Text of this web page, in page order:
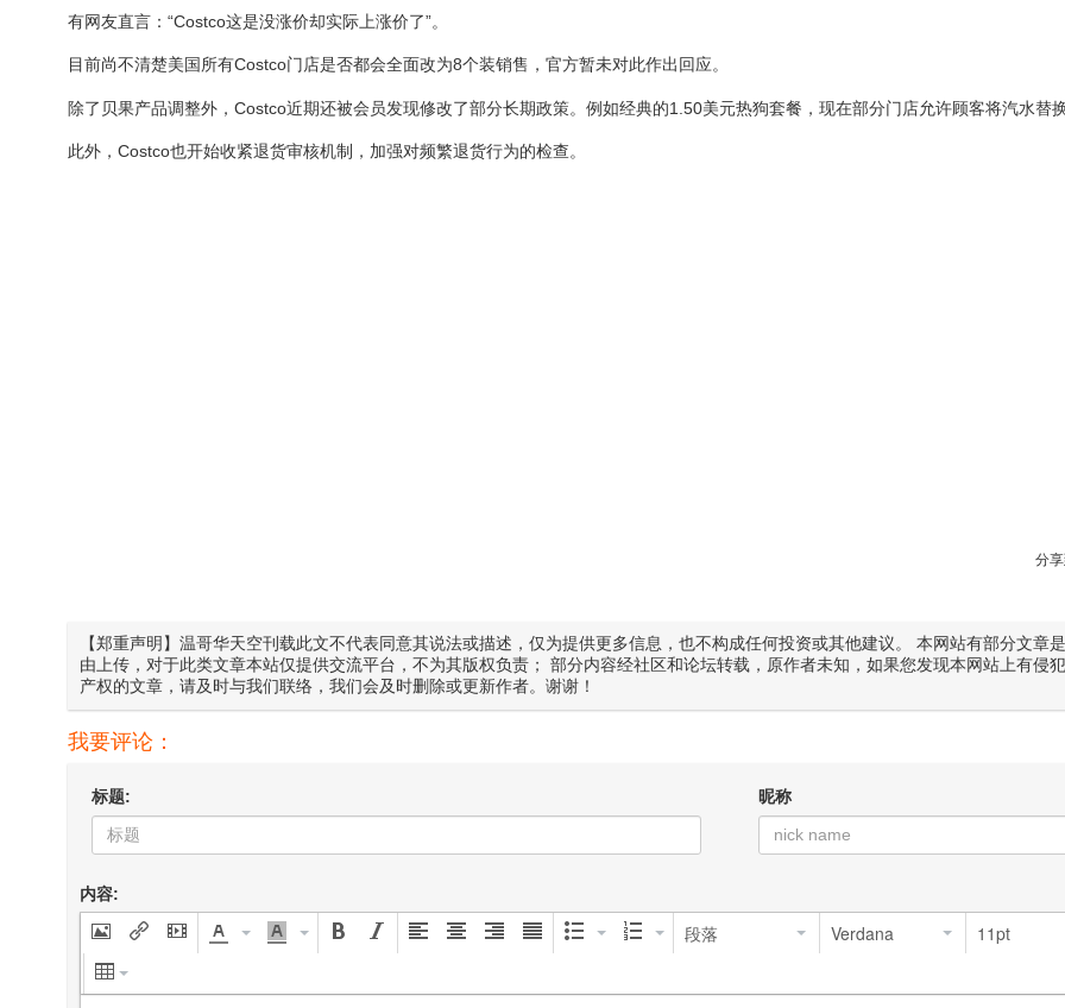
有网友直言：“Costco这是没涨价却实际上涨价了”。
目前尚不清楚美国所有Costco门店是否都会全面改为8个装销售，官方暂未对此作出回应。
除了贝果产品调整外，Costco近期还被会员发现修改了部分长期政策。例如经典的1.50美元热狗套餐，现在部分门店允许顾客将汽水替换
此外，Costco也开始收紧退货审核机制，加强对频繁退货行为的检查。
分
【郑重声明】温哥华天空刊载此文不代表同意其说法或描述，仅为提供更多信息，也不构成任何投资或其他建议。 本网站有部分文章
由上传，对于此类文章本站仅提供交流平台，不为其版权负责； 部分内容经社区和论坛转载，原作者未知，如果您发现本网站上有侵
产权的文章，请及时与我们联络，我们会及时删除或更新作者。谢谢！
我要评论：
标题: 昵称
内容:
段落 Verdana 11pt